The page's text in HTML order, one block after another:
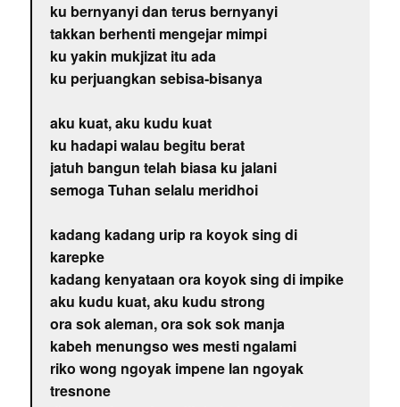
ku bernyanyi dan terus bernyanyi
takkan berhenti mengejar mimpi
ku yakin mukjizat itu ada
ku perjuangkan sebisa-bisanya
aku kuat, aku kudu kuat
ku hadapi walau begitu berat
jatuh bangun telah biasa ku jalani
semoga Tuhan selalu meridhoi
kadang kadang urip ra koyok sing di
karepke
kadang kenyataan ora koyok sing di impike
aku kudu kuat, aku kudu strong
ora sok aleman, ora sok sok manja
kabeh menungso wes mesti ngalami
riko wong ngoyak impene lan ngoyak
tresnone